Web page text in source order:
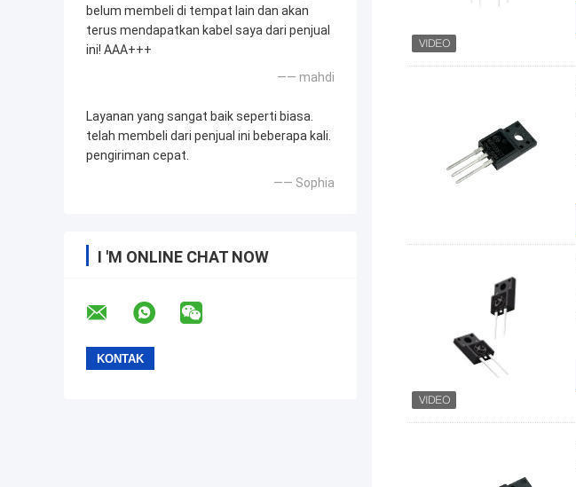
belum membeli di tempat lain dan akan
terus mendapatkan kabel saya dari penjual
ini! AAA+++
—— mahdi
Layanan yang sangat baik seperti biasa.
telah membeli dari penjual ini beberapa kali.
pengiriman cepat.
—— Sophia
I 'M ONLINE CHAT NOW